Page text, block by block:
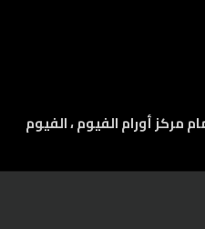
أورام الفيوم ، الفيوم